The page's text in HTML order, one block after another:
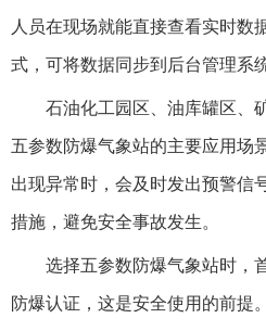
人员在现场就能直接查看实时数
式，可将数据同步到后台管理系
石油化工园区、油库罐区、
五参数防爆气象站的主要应用场
出现异常时，会及时发出预警信
措施，避免安全事故发生。
选择五参数防爆气象站时，
防爆认证，这是安全使用的前提